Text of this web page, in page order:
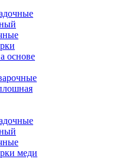
основе
меди